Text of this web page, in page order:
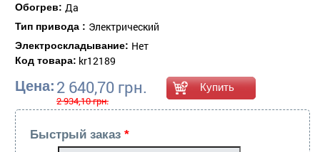
Обогрев: Да
Тип привода : Электрический
Электроскладывание: Нет
Код товара: kr12189
Цена: 2 640,70 грн.
2 934,10 грн.
Быстрый заказ *